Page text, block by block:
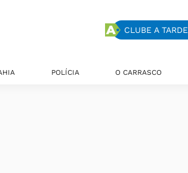
CLUBE A TARDE
POLÍCIA O CARRASCO